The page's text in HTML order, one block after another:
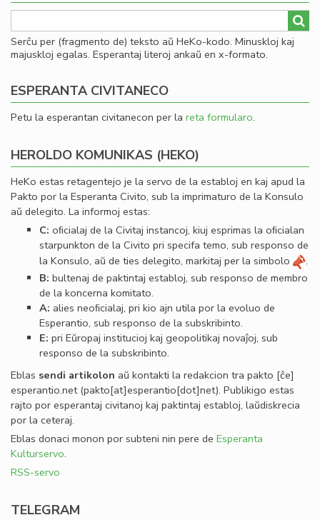
Serĉu per (fragmento de) teksto aŭ HeKo-kodo. Minuskloj kaj
majuskloj egalas. Esperantaj literoj ankaŭ en x-formato.
ESPERANTA CIVITANECO
Petu la esperantan civitanecon per la reta formularo.
HEROLDO KOMUNIKAS (HEKO)
HeKo estas retagentejo je la servo de la establoj en kaj apud la
Pakto por la Esperanta Civito, sub la imprimaturo de la Konsulo
aŭ delegito. La informoj estas:
C: oﬁcialaj de la Civitaj instancoj, kiuj esprimas la oﬁcialan
starpunkton de la Civito pri specifa temo, sub responso de
la Konsulo, aŭ de ties delegito, markitaj per la simbolo
.
B: bultenaj de paktintaj establoj, sub responso de membro
de la koncerna komitato.
A: alies neoﬁcialaj, pri kio ajn utila por la evoluo de
Esperantio, sub responso de la subskribinto.
E: pri Eŭropaj institucioj kaj geopolitikaj novaĵoj, sub
responso de la subskribinto.
Eblas sendi artikolon aŭ kontakti la redakcion tra pakto [ĉe]
esperantio.net(pakto[at]esperantio[dot]net). Publikigo estas
rajto por esperantaj civitanoj kaj paktintaj establoj, laŭdiskrecia
por la ceteraj.
Eblas donaci monon por subteni nin pere de Esperanta
Kulturservo.
RSS-servo
TELEGRAM